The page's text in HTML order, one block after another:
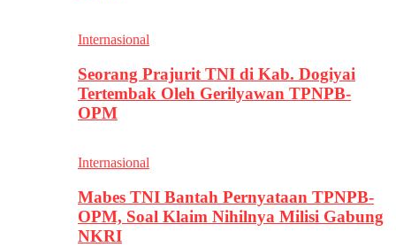
Internasional
Seorang Prajurit TNI di Kab. Dogiyai
Tertembak Oleh Gerilyawan TPNPB-
OPM
Internasional
Mabes TNI Bantah Pernyataan TPNPB-
OPM, Soal Klaim Nihilnya Milisi Gabung
NKRI